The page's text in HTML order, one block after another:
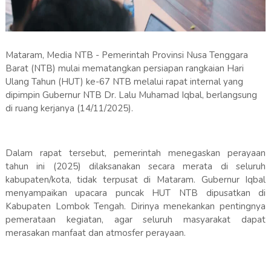
Mataram, Media NTB - Pemerintah Provinsi Nusa Tenggara
Barat (NTB) mulai mematangkan persiapan rangkaian Hari
Ulang Tahun (HUT) ke-67 NTB melalui rapat internal yang
dipimpin Gubernur NTB Dr. Lalu Muhamad Iqbal, berlangsung
di ruang kerjanya (14/11/2025).
Dalam rapat tersebut, pemerintah menegaskan perayaan
tahun ini (2025) dilaksanakan secara merata di seluruh
kabupaten/kota, tidak terpusat di Mataram. Gubernur Iqbal
menyampaikan upacara puncak HUT NTB dipusatkan di
Kabupaten Lombok Tengah. Dirinya menekankan pentingnya
pemerataan kegiatan, agar seluruh masyarakat dapat
merasakan manfaat dan atmosfer perayaan.